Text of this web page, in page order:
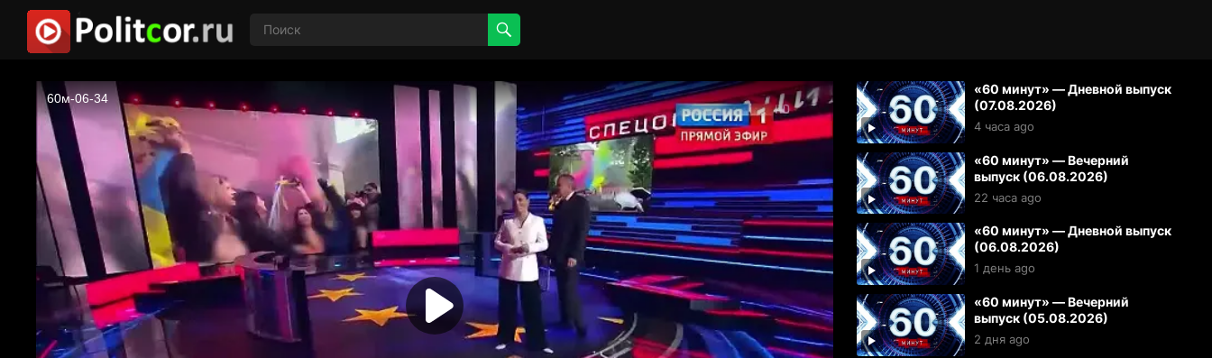
«60 минут» — Дневной выпуск
(07.08.2026)
4 часа ago
«60 минут» — Вечерний
выпуск (06.08.2026)
22 часа ago
«60 минут» — Дневной выпуск
(06.08.2026)
1 день ago
«60 минут» — Вечерний
выпуск (05.08.2026)
2 дня ago